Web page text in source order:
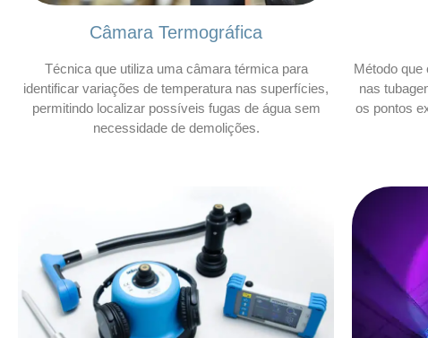
Câmara Termográfica
Técnica que utiliza uma câmara térmica para
identificar variações de temperatura nas superfícies,
permitindo localizar possíveis fugas de água sem
necessidade de demolições.
Método que
nas
os pontos